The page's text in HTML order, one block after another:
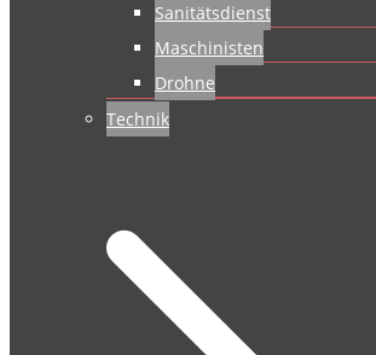
Sanitätsdienst
Maschinisten
Drohne
Technik